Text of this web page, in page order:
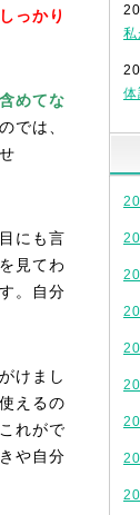
っかり
めてな
では、
にも言
見てわ
。自分
けまし
えるの
れがで
や自分
私
体